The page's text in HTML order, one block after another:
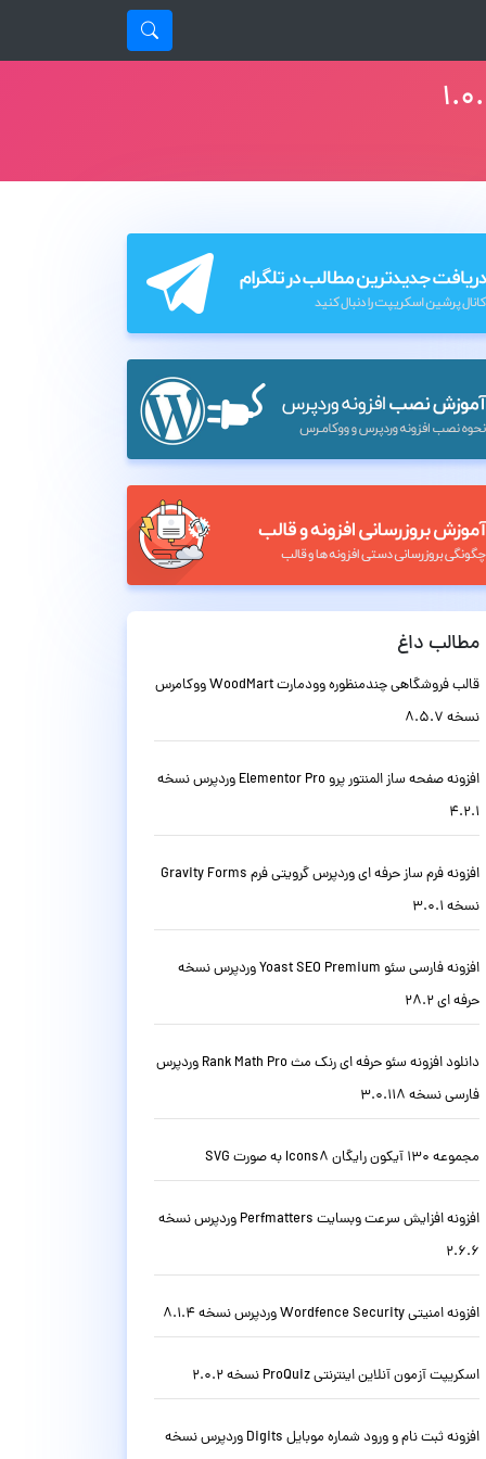
مطالب داغ
قالب فروشگاهی چندمنظوره وودمارت WoodMart ووکامرس
نسخه 8.5.7
افزونه صفحه ساز المنتور پرو Elementor Pro وردپرس نسخه
4.2.1
افزونه فرم ساز حرفه ای وردپرس گرویتی فرم Gravity Forms
نسخه 3.0.1
افزونه فارسی سئو Yoast SEO Premium وردپرس نسخه
حرفه ای 28.2
دانلود افزونه سئو حرفه ای رنک مث Rank Math Pro وردپرس
فارسی نسخه 3.0.118
مجموعه 130 آیکون رایگان Icons8 به صورت SVG
افزونه افزایش سرعت وبسایت Perfmatters وردپرس نسخه
2.6.6
افزونه امنیتی Wordfence Security وردپرس نسخه 8.1.4
اسکریپت آزمون آنلاین اینترنتی ProQuiz نسخه 2.0.2
افزونه ثبت نام و ورود شماره موبایل Digits وردپرس نسخه